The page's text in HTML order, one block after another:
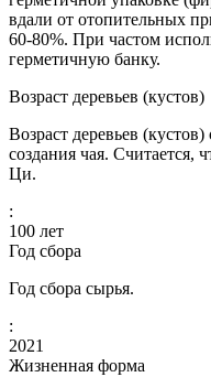
вдали от отопительных
60-80%. При частом
герметичную банку.
Возраст деревьев (кустов)
Возраст деревьев
создания чая. Считается,
Ци.
:
100 лет
Год сбора
Год сбора сырья.
:
2021
Жизненная форма